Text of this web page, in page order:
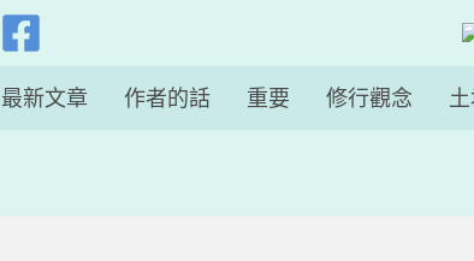
最新文章 作者的話 重要 修行觀念